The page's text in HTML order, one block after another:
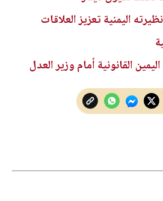
اليمنية تعزيز العلاقات